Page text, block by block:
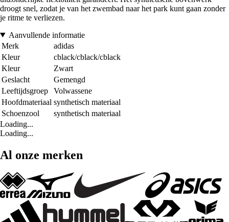
droogt snel, zodat je van het zwembad naar het park kunt gaan zonder
je ritme te verliezen.
Aanvullende informatie
Merk
adidas
Kleur
cblack/cblack/cblack
Kleur
Zwart
Geslacht
Gemengd
Leeftijdsgroep
Volwassene
Hoofdmateriaal synthetisch materiaal
Schoenzool
synthetisch materiaal
Loading...
Loading...
Al onze merken